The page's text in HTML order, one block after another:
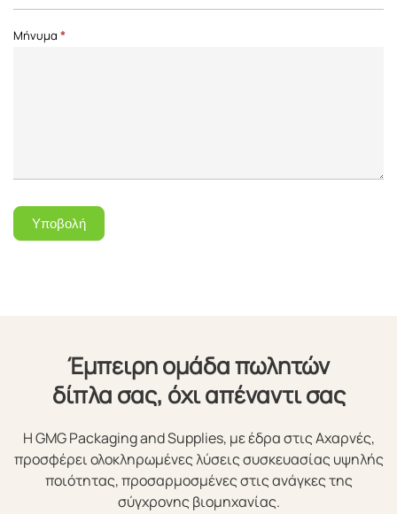
Μήνυμα *
Υποβολή
Έμπειρη ομάδα πωλητών
δίπλα σας, όχι απέναντι σας
Η GMG Packaging and Supplies, με έδρα στις Αχαρνές,
προσφέρει ολοκληρωμένες λύσεις συσκευασίας υψηλής
ποιότητας, προσαρμοσμένες στις ανάγκες της
σύγχρονης βιομηχανίας.